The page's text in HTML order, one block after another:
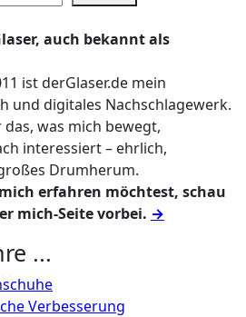
auch bekannt als
ist derGlaser.de mein
und digitales Nachschlagewerk.
was mich bewegt,
interessiert – ehrlich,
Drumherum.
erfahren möchtest, schau
mich-Seite vorbei. →
...
Verbesserung